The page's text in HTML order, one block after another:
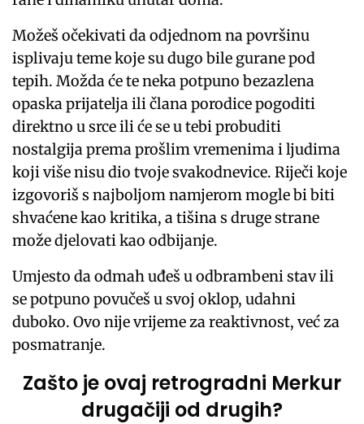
Možeš očekivati da odjednom na površinu
isplivaju teme koje su dugo bile gurane pod
tepih. Možda će te neka potpuno bezazlena
opaska prijatelja ili člana porodice pogoditi
direktno u srce ili će se u tebi probuditi
nostalgija prema prošlim vremenima i ljudima
koji više nisu dio tvoje svakodnevice. Riječi koje
izgovoriš s najboljom namjerom mogle bi biti
shvaćene kao kritika, a tišina s druge strane
može djelovati kao odbijanje.
Umjesto da odmah uđeš u odbrambeni stav ili
se potpuno povučeš u svoj oklop, udahni
duboko. Ovo nije vrijeme za reaktivnost, već za
posmatranje.
Zašto je ovaj retrogradni Merkur
drugačiji od drugih?